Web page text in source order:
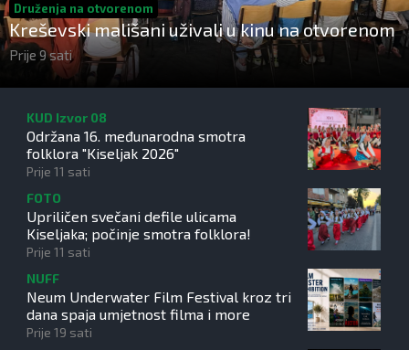
Druženja na otvorenom
Kreševski mališani uživali u kinu na otvorenom
Prije 9 sati
KUD Izvor 08
Održana 16. međunarodna smotra
folklora "Kiseljak 2026"
Prije 11 sati
FOTO
Upriličen svečani defile ulicama
Kiseljaka; počinje smotra folklora!
Prije 11 sati
NUFF
Neum Underwater Film Festival kroz tri
dana spaja umjetnost filma i more
Prije 19 sati